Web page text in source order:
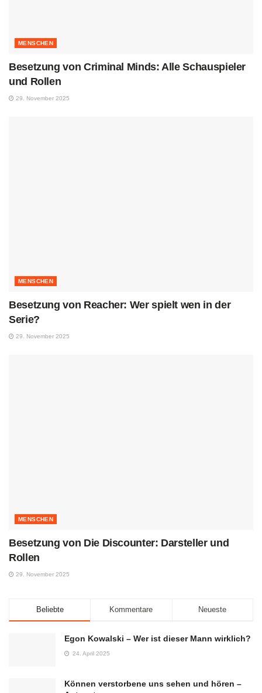
MENSCHEN
Besetzung von Criminal Minds: Alle Schauspieler
und Rollen
29. November 2025
MENSCHEN
Besetzung von Reacher: Wer spielt wen in der
Serie?
29. November 2025
MENSCHEN
Besetzung von Die Discounter: Darsteller und
Rollen
29. November 2025
Beliebte Kommentare Neueste
Egon Kowalski – Wer ist dieser Mann wirklich?
24. April 2025
Können verstorbene uns sehen und hören –